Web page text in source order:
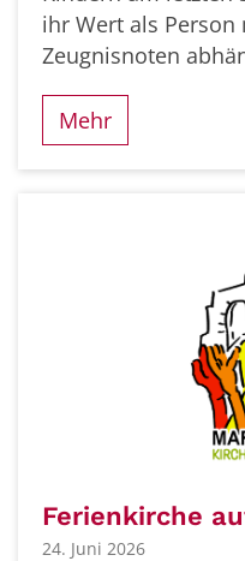
ihr Wert als
Zeugnisnoten
Mehr
Ferienkirche
24. Juni 2026